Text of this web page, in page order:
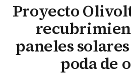
Proyecto
paneles
poda de